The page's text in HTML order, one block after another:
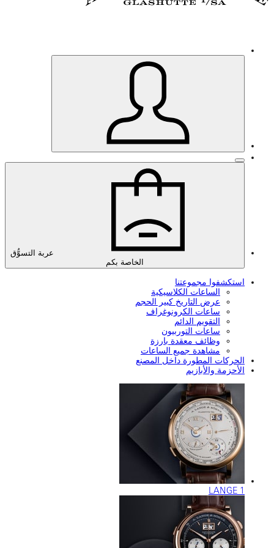
مجموعتنا
الكلاسيكية
التاريخ كبير الحجم
الكرونوغراف
الدائم
التوربيون
معقدة بارزة
جميع الساعات
المطورة داخل المصنع